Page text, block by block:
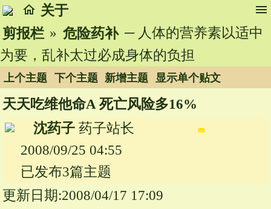
home 关于 menu
剪报栏 » 危险药补 ─ 人体的营养素以适中
为要，乱补太过必成身体的负担
上个主题 下个主题 新增主题 显示单个贴文
天天吃维他命A 死亡风险多16%
沈药子 药子站长
2008/09/25 04:55
已发布3篇主题
更新日期:2008/04/17 17:09